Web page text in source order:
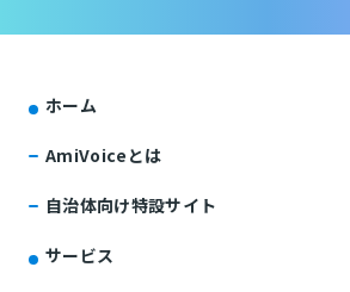
ホーム
AmiVoiceとは
自治体向け特設サイト
サービス